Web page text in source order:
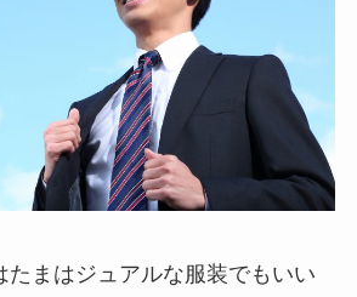
たまはジュアルな服装でもいい